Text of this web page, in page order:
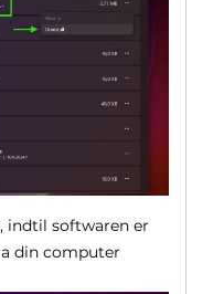
softwaren er
din computer